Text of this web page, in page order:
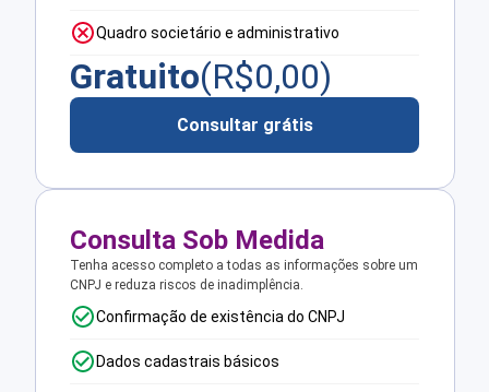
Quadro societário e administrativo
Gratuito(R$0,00)
Consultar grátis
Consulta Sob Medida
Tenha acesso completo a todas as informações sobre um
CNPJ e reduza riscos de inadimplência.
Confirmação de existência do CNPJ
Dados cadastrais básicos